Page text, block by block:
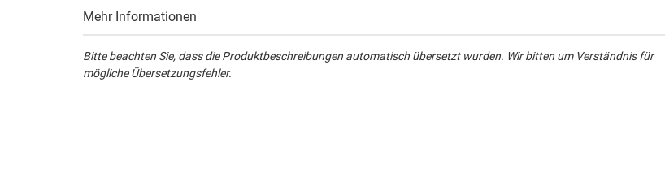
Mehr Informationen
Bitte beachten Sie, dass die Produktbeschreibungen automatisch übersetzt wurden. Wir bitten um Verständnis für
mögliche Übersetzungsfehler.